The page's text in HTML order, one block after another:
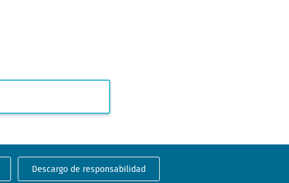
Descargo de responsabilidad